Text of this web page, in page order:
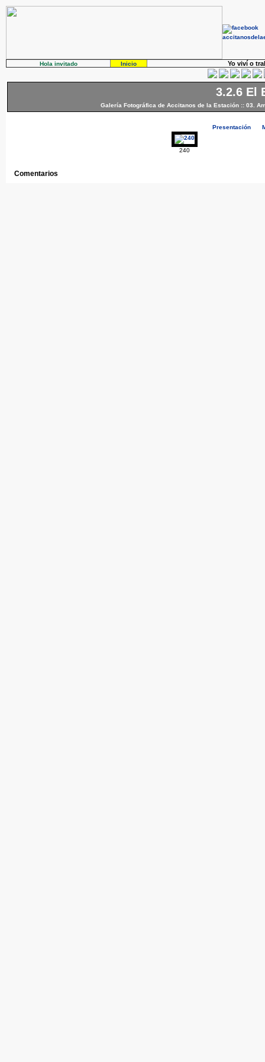
Hola invitado Inicio Yo viví o
3.2.6 El
Galería Fotográfica de Accitanos de la Estación:: 03.
Presentación
240
Comentarios